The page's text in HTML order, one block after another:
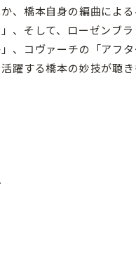
、橋本自身の編曲によ
、そして、ローゼンブ
、コヴァーチの「アフ
躍する橋本の妙技が聴